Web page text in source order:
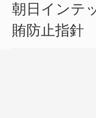
会社情報
朝日インテ
賄防止指針